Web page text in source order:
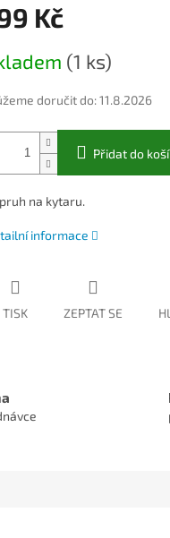
Kč
(1 ks)
doručit do: 11.8.2026
Přidat do
na kytaru.
informace
TISK ZEPTAT SE